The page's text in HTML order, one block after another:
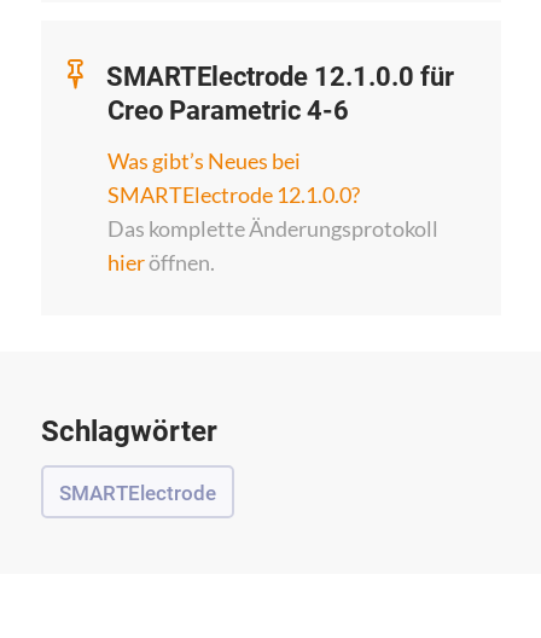
SMARTElectrode 12.1.0.0 für
Creo Parametric 4-6
Was gibt’s Neues bei
SMARTElectrode 12.1.0.0?
Das komplette Änderungsprotokoll
hieröffnen.
Schlagwörter
SMARTElectrode